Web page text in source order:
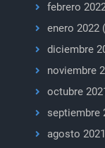
febrero
enero 2022
diciembre
noviembre
octubre
septiembre
agosto 2021